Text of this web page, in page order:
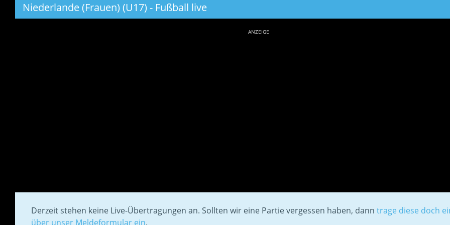
Niederlande (Frauen) (U17) - Fußball live
ANZEIGE
Derzeit stehen keine Live-Übertragungen an. Sollten wir eine Partie vergessen haben, dann trage diese doch
über unser Meldeformular ein.